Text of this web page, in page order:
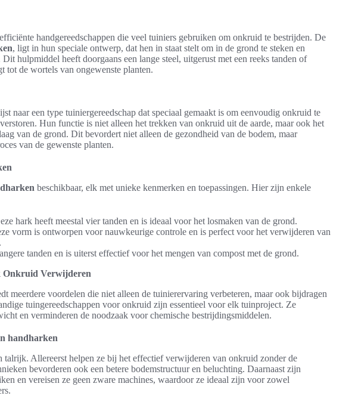
handgereedschappen die veel tuiniers gebruiken om onkruid te bestrijden. De
, ligt in hun speciale ontwerp, dat hen in staat stelt om in de grond te steken en
hulpmiddel heeft doorgaans een lange steel, uitgerust met een reeks tanden of
tot de wortels van ongewenste planten.
naar een type tuiniergereedschap dat speciaal gemaakt is om eenvoudig onkruid te
Hun functie is niet alleen het trekken van onkruid uit de aarde, maar ook het
van de grond. Dit bevordert niet alleen de gezondheid van de bodem, maar
van de gewenste planten.
beschikbaar, elk met unieke kenmerken en toepassingen. Hier zijn enkele
hark heeft meestal vier tanden en is ideaal voor het losmaken van de grond.
vorm is ontworpen voor nauwkeurige controle en is perfect voor het verwijderen van
tanden en is uiterst effectief voor het mengen van compost met de grond.
Onkruid Verwijderen
meerdere voordelen die niet alleen de tuinierervaring verbeteren, maar ook bijdragen
tuingereedschappen voor onkruid zijn essentieel voor elk tuinproject. Ze
en verminderen de noodzaak voor chemische bestrijdingsmiddelen.
handharken
talrijk. Allereerst helpen ze bij het effectief verwijderen van onkruid zonder de
bevorderen ook een betere bodemstructuur en beluchting. Daarnaast zijn
en vereisen ze geen zware machines, waardoor ze ideaal zijn voor zowel